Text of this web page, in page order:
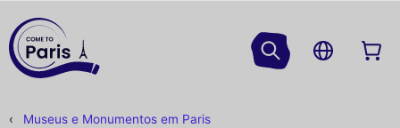
Museus e Monumentos em Paris